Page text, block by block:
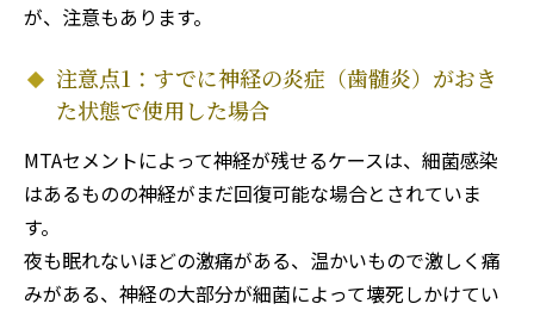
が、注意もあります。
注意点1：すでに神経の炎症（歯髄炎）がおき
た状態で使用した場合
MTAセメントによって神経が残せるケースは、細菌感染
はあるものの神経がまだ回復可能な場合とされていま
す。
夜も眠れないほどの激痛がある、温かいもので激しく痛
みがある、神経の大部分が細菌によって壊死しかけてい